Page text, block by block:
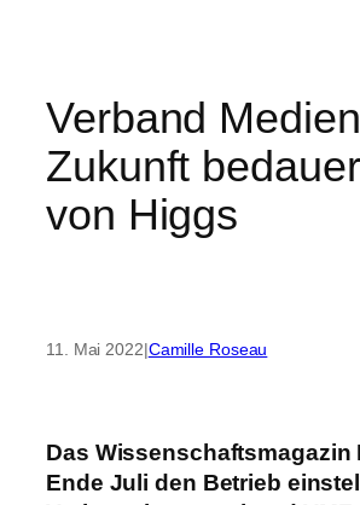
Verband
Zukunft
von Higgs
11. Mai 2022|Camille Roseau
Das Wissenschaftsmagazin
Ende Juli den Betrieb